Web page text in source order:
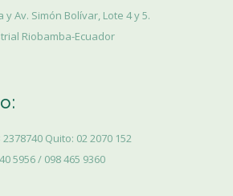
y Av. Simón Bolívar, Lote 4 y 5.
Riobamba-Ecuador
Quito: 02 2070 152
5956 / 098 465 9360